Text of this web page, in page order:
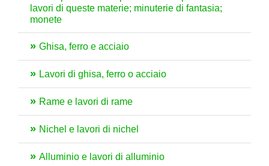
lavori di queste materie; minuterie di fantasia;
monete
Ghisa, ferro e acciaio
Lavori di ghisa, ferro o acciaio
Rame e lavori di rame
Nichel e lavori di nichel
Alluminio e lavori di alluminio